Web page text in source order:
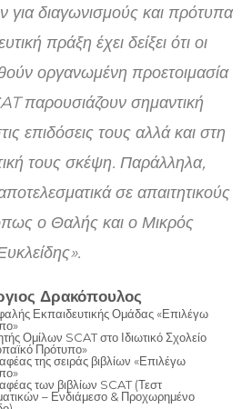
για διαγωνισμούς και πρότυπα
πράξη έχει δείξει ότι οι
οργανωμένη προετοιμασία
παρουσιάζουν σημαντική
επιδόσεις τους αλλά και στη
τους σκέψη. Παράλληλα,
σε απαιτητικούς
ο Θαλής και ο Μικρός
Δρακόπουλος
Εκπαιδευτικής Ομάδας «Επιλέγω
Ομίλων SCAT στο Ιδιωτικό Σχολείο
Πρότυπο»
της σειράς βιβλίων «Επιλέγω
των βιβλίων SCAT (Τεστ
– Ενδιάμεσο & Προχωρημένο